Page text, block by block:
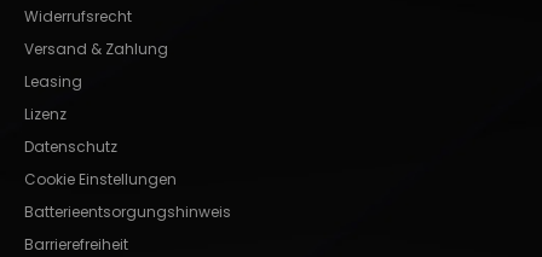
Widerrufsrecht
Versand & Zahlung
Leasing
Lizenz
Datenschutz
Cookie Einstellungen
Batterieentsorgungshinweis
Barrierefreiheit